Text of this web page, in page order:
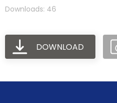
Downloads: 46
DOWNLOAD